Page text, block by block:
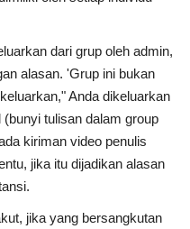
dari grup oleh admin,
alasan. 'Grup ini bukan
Anda dikeluarkan
tulisan dalam group
kiriman video penulis
jika itu dijadikan alasan
jika yang bersangkutan